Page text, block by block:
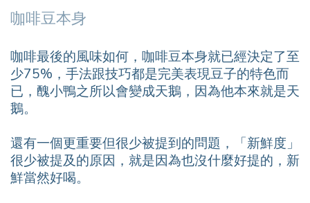
咖啡豆本身
咖啡最後的風味如何，咖啡豆本身就已經決定了至
少75%，手法跟技巧都是完美表現豆子的特色而
已，醜小鴨之所以會變成天鵝，因為他本來就是天
鵝。
還有一個更重要但很少被提到的問題，「新鮮度」
很少被提及的原因，就是因為也沒什麼好提的，新
鮮當然好喝。